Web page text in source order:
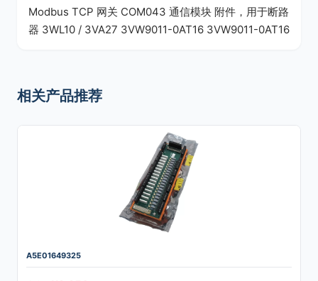
Modbus TCP 网关 COM043 通信模块 附件，用于断路
器 3WL10 / 3VA27 3VW9011-0AT16 3VW9011-0AT16
相关产品推荐
A5E01649325